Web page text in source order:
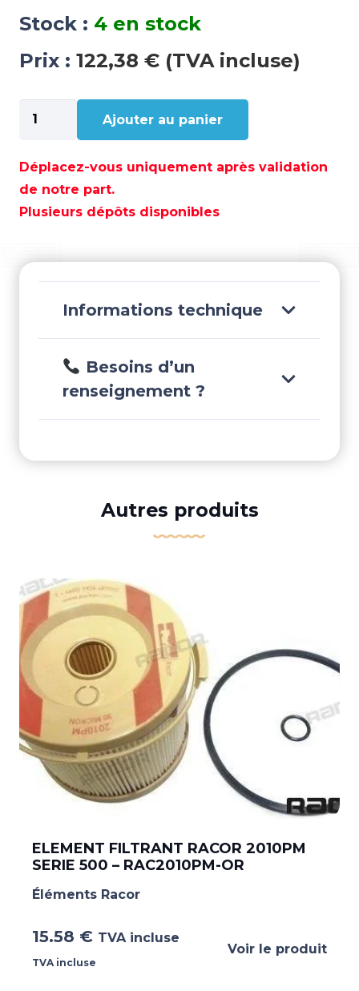
Stock : 4 en stock
Prix : 122,38 € (TVA incluse)
quantité
de
DE
RECHANGE
2M
Ajouter au panier
Déplacez-vous uniquement après validation
de notre part.
Plusieurs dépôts disponibles
Informations technique
Besoins d’un
renseignement ?
Autres produits
ELEMENT FILTRANT RACOR 2010PM
SERIE 500 – RAC2010PM-OR
Éléments Racor
15.58 € TVA incluse
TVA incluse
Voir le produit